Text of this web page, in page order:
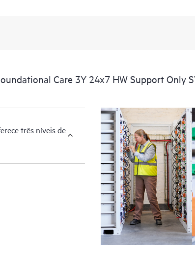
Care 3Y 24x7 HW Support Only
três níveis de